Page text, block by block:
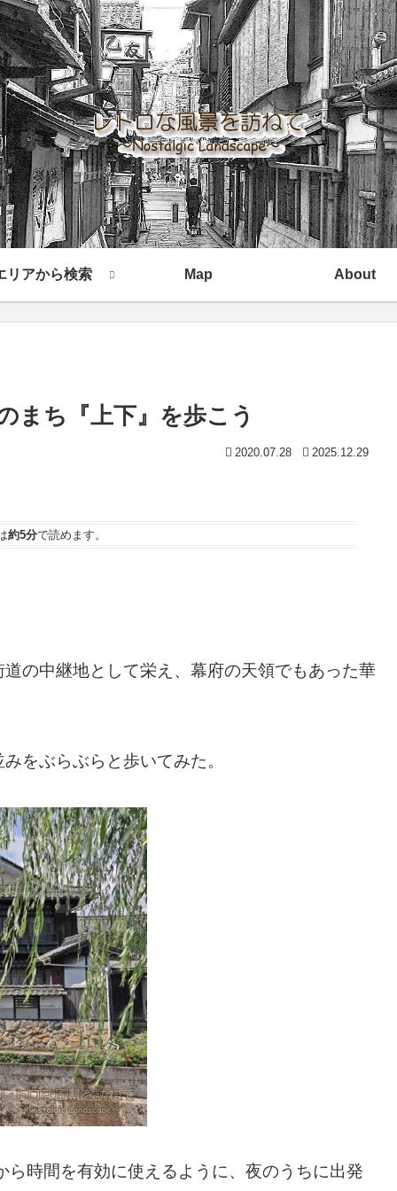
リアから検索 Map About
まち『上下』を歩こう
2020.07.28 2025.12.29
約5分で読めます。
の中継地として栄え、幕府の天領でもあった華
をぶらぶらと歩いてみた。
ら時間を有効に使えるように、夜のうちに出発